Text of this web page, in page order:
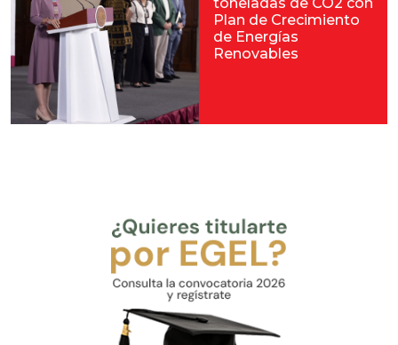
Plan de Crecimiento
de Energías
Renovables